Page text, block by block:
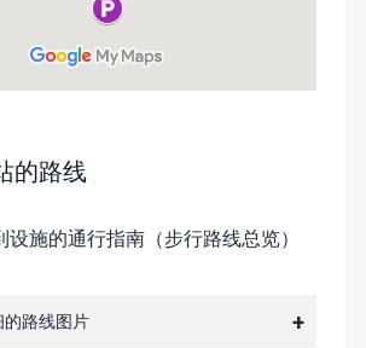
的路线
的路线图片